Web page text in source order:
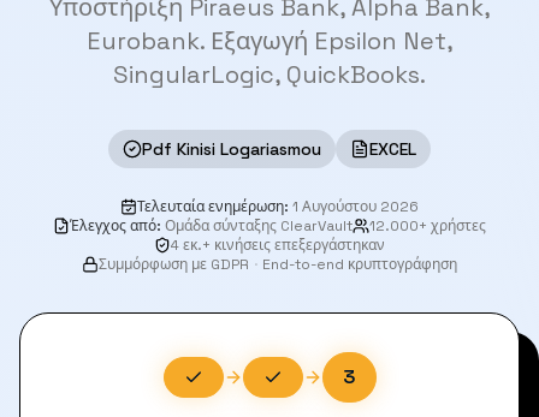
Υποστήριξη Piraeus Bank, Alpha Bank,
Eurobank. Εξαγωγή Epsilon Net,
SingularLogic, QuickBooks.
Pdf Kinisi Logariasmou EXCEL
Τελευταία ενημέρωση: 1 Αυγούστου 2026
Έλεγχος από: Ομάδα σύνταξης ClearVault
12.000+ χρήστες
4 εκ.+ κινήσεις επεξεργάστηκαν
Συμμόρφωση με GDPR · End-to-end κρυπτογράφηση
3